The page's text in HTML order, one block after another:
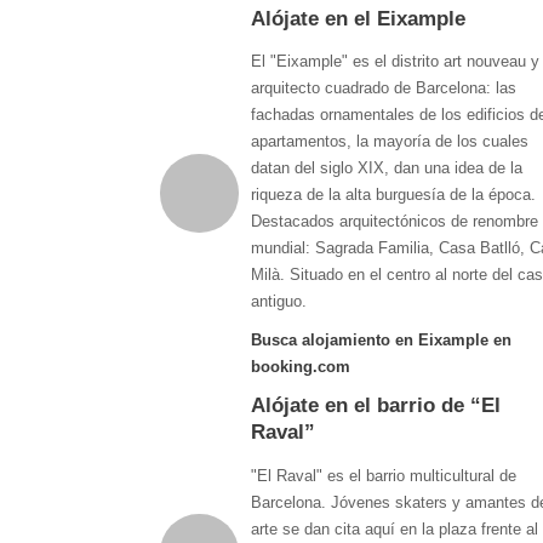
Alójate en el Eixample
El "Eixample" es el distrito art nouveau y
arquitecto cuadrado de Barcelona: las
fachadas ornamentales de los edificios
apartamentos, la mayoría de los cuales
datan del siglo XIX, dan una idea de la
riqueza de la alta burguesía de la época.
Destacados arquitectónicos de renombre
mundial: Sagrada Familia, Casa Batlló,
Milà. Situado en el centro al norte del
antiguo.
Busca alojamiento en Eixample en
booking.com
Alójate en el barrio de “El
Raval”
"El Raval" es el barrio multicultural de
Barcelona. Jóvenes skaters y amantes
arte se dan cita aquí en la plaza frente al